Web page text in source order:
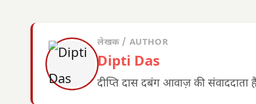
लेखक / AUTHOR
Dipti Das
दीप्ति दास दबंग आवाज़ की संवाददाता